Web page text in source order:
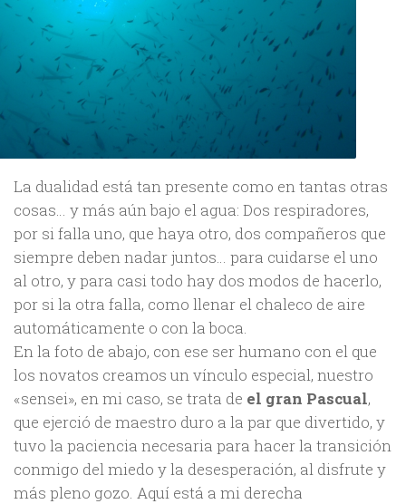
La dualidad está tan presente como en tantas otras
cosas… y más aún bajo el agua: Dos respiradores,
por si falla uno, que haya otro, dos compañeros que
siempre deben nadar juntos… para cuidarse el uno
al otro, y para casi todo hay dos modos de hacerlo,
por si la otra falla, como llenar el chaleco de aire
automáticamente o con la boca.
En la foto de abajo, con ese ser humano con el que
los novatos creamos un vínculo especial, nuestro
«sensei», en mi caso, se trata de el gran Pascual,
que ejerció de maestro duro a la par que divertido, y
tuvo la paciencia necesaria para hacer la transición
conmigo del miedo y la desesperación, al disfrute y
más pleno gozo. Aquí está a mi derecha